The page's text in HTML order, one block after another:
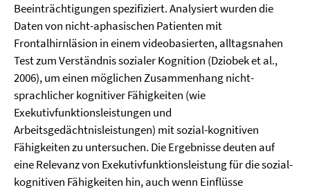
Beeinträchtigungen spezifiziert. Analysiert wurden die
Daten von nicht-aphasischen Patienten mit
Frontalhirnläsion in einem videobasierten, alltagsnahen
Test zum Verständnis sozialer Kognition (Dziobek et al.,
2006), um einen möglichen Zusammenhang nicht-
sprachlicher kognitiver Fähigkeiten (wie
Exekutivfunktionsleistungen und
Arbeitsgedächtnisleistungen) mit sozial-kognitiven
Fähigkeiten zu untersuchen. Die Ergebnisse deuten auf
eine Relevanz von Exekutivfunktionsleistung für die sozial-
kognitiven Fähigkeiten hin, auch wenn Einflüsse